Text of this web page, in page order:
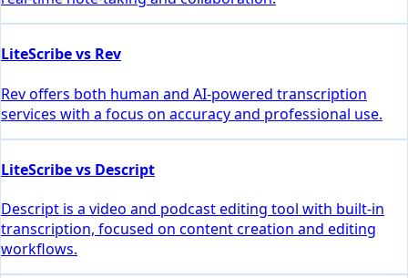
LiteScribe vs Rev
Rev offers both human and AI-powered transcription
services with a focus on accuracy and professional use.
LiteScribe vs Descript
Descript is a video and podcast editing tool with built-in
transcription, focused on content creation and editing
workflows.